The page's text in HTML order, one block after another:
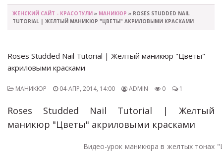
ЖЕНСКИЙ САЙТ - КРАСОТУЛИ » МАНИКЮР » ROSES STUDDED NAIL
TUTORIAL | ЖЕЛТЫЙ МАНИКЮР "ЦВЕТЫ" АКРИЛОВЫМИ КРАСКАМИ
Roses Studded Nail Tutorial | Желтый маникюр "Цветы"
акриловыми красками
МАНИКЮР 04-АПР, 2014, 14:00 ADMIN 0 1
Roses Studded Nail Tutorial | Желтый
маникюр "Цветы" акриловыми красками
Видео-урок маникюра в желтых тонах